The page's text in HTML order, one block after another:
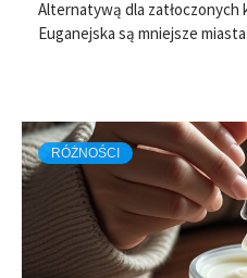
Alternatywą dla
Euganejska są mniejsze
RÓŻNOŚCI